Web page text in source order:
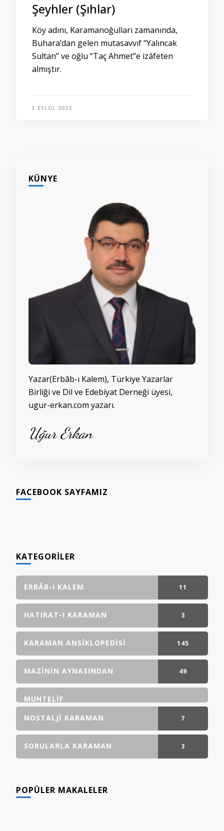
Şeyhler (Şıhlar)
Köy adını, Karamanoğulları zamanında,
Buhara’dan gelen mutasavvıf “Yalıncak
Sultan” ve oğlu “Taç Ahmet”e izâfeten
almıştır.
3 EYLÜL 2022
KÜNYE
Yazar(Erbâb-ı Kalem), Türkiye Yazarlar
Birliği ve Dil ve Edebiyat Derneği üyesi,
ugur-erkan.com yazarı.
Uğur Erkan
FACEBOOK SAYFAMIZ
KATEGORILER
ERBÂB-I KALEM 11
GÖNDERI(LER)
HATIRAT-I KARAMAN 3
GÖNDERI(LER)
KARAMAN ANSIKLOPEDISI 145
GÖNDERI(LER)
MAZININ AYNASINDAN 49
MUHTELIF
NOSTALJI KARAMAN
7
GÖNDERI(LER)
SORULARLA KARAMAN 3
POPÜLER MAKALELER